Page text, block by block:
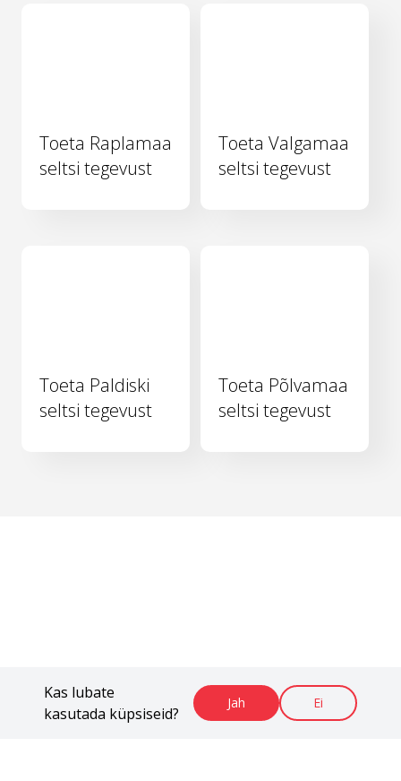
Kas lubate
kasutada küpsiseid?
Jah Ei
Toeta Raplamaa
seltsi tegevust
Toeta Valgamaa
seltsi tegevust
Toeta Paldiski
seltsi tegevust
Toeta Põlvamaa
seltsi tegevust